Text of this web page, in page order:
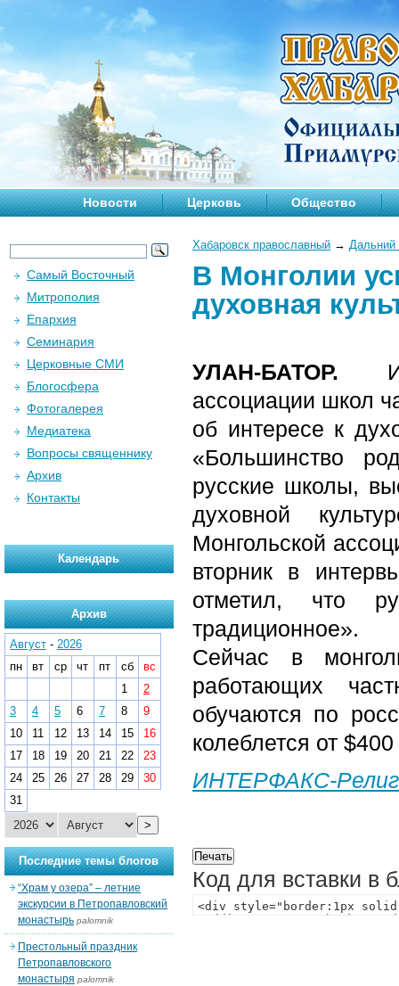
Новости Церковь Общество
Хабаровск православный → Дальний
В Монголии
духовная
УЛАН-БАТОР.
ассоциации школ
об интересе к
«Большинство
русские школы,
духовной
Монгольской
вторник в
отметил, что
традиционное».
Сейчас в
работающих
обучаются по
колеблется от
ИНТЕРФАКС-
Код для вставки в
Самый Восточный
Митрополия
Епархия
Семинария
Церковные СМИ
Блогосфера
Фотогалерея
Медиатека
Вопросы священнику
Архив
Контакты
Календарь
Архив
Август - 2026
пн
вт ср чт пт сб
вс
1
2
3
4 5 6 7 8
9
10
11 12 13 14 15
16
17
18 19 20 21 22
23
24
25 26 27 28 29
30
31
>
Последние темы блогов
“Храм у озера” – летние
экскурсии в Петропавловский
монастырь palomnik
Престольный праздник
Петропавловского
монастыря palomnik